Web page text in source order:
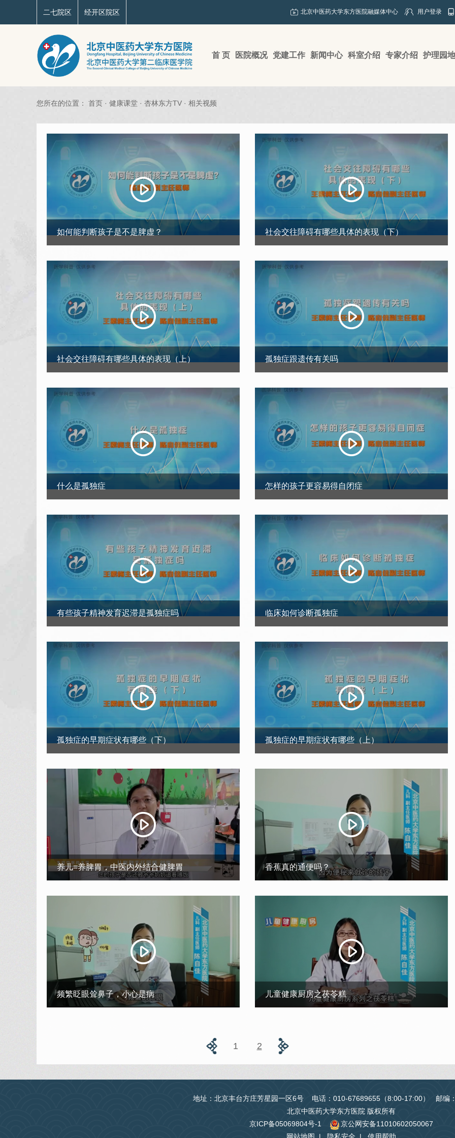
二七院区 经开区院区 北京中医药大学东方医院融媒体中心 用户登录
首 页 医院概况 党建工作 新闻中心 科室介绍 专家介绍 护理园地
您所在的位置： 首页 · 健康课堂 · 杏林东方TV · 相关视频
如何能判断孩子是不是脾虚？ 社会交往障碍有哪些具体的表现（下）
社会交往障碍有哪些具体的表现（上） 孤独症跟遗传有关吗
什么是孤独症 怎样的孩子更容易得自闭症
有些孩子精神发育迟滞是孤独症吗 临床如何诊断孤独症
孤独症的早期症状有哪些（下） 孤独症的早期症状有哪些（上）
养儿=养脾胃，中医内外结合健脾胃 香蕉真的通便吗？
频繁眨眼耸鼻子，小心是病 儿童健康厨房之茯苓糕
1 2
地址：北京丰台方庄芳星园一区6号 电话：010-67689655（8:00-17:00） 邮
北京中医药大学东方医院 版权所有
京ICP备05069804号-1
京公网安备11010602050067